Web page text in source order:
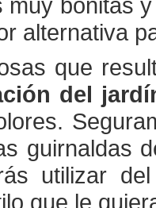
muy bonitas
alternativa
que
del
guirnaldas
utilizar
que le